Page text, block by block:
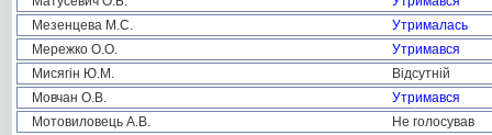
Мезенцева М.С.
Утрималась
Мережко О.О.
Утримався
Мисягін Ю.М.
Відсутній
Мовчан О.В.
Утримався
Мотовиловець А.В.
Не голосував